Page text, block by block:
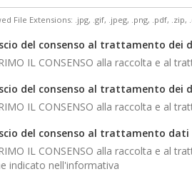
File Extensions: .jpg, .gif, .jpeg, .png, .pdf, .zip,
del consenso al trattamento dei
IL CONSENSO alla raccolta e al
del consenso al trattamento dei
IL CONSENSO alla raccolta e al
del consenso al trattamento
IL CONSENSO alla raccolta e al
indicato nell'informativa